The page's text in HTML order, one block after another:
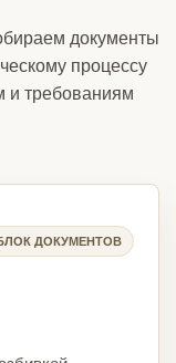
документы
процессу
и требованиям
ДОКУМЕНТОВ